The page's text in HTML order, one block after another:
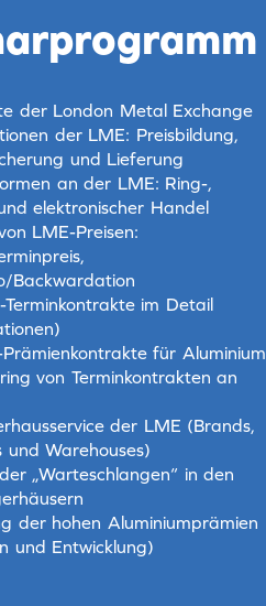
der London Metal Exchange
der LME: Preisbildung,
und Lieferung
an der LME: Ring-,
elektronischer Handel
LME-Preisen:
Backwardation
Terminkontrakte im Detail
für Aluminium
von Terminkontrakten an
der LME (Brands,
und Warehouses)
„Warteschlangen“ in den
der hohen Aluminiumprämien
und Entwicklung)